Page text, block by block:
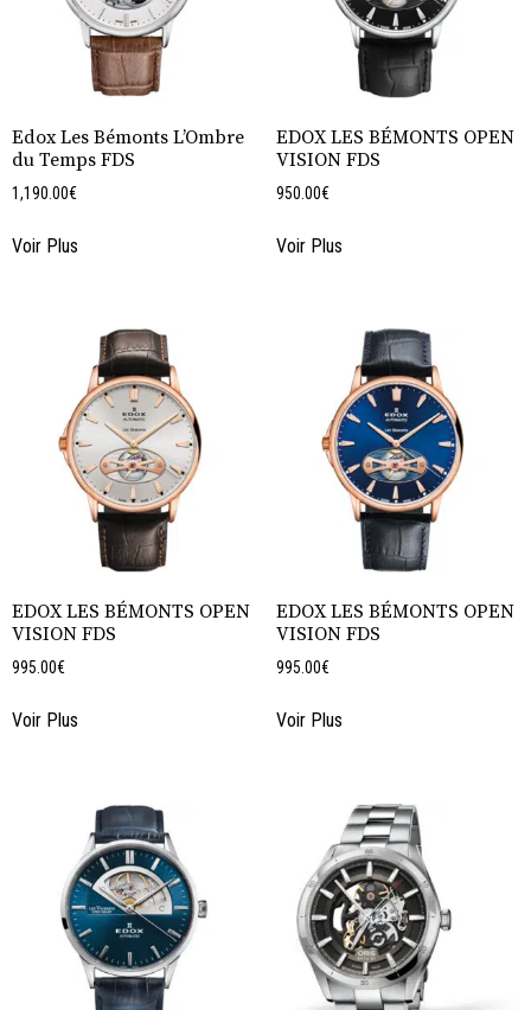
Edox Les Bémonts L’Ombre
du Temps FDS
1,190.00€
Voir Plus
EDOX LES BÉMONTS OPEN
VISION FDS
950.00€
Voir Plus
EDOX LES BÉMONTS OPEN
VISION FDS
995.00€
Voir Plus
EDOX LES BÉMONTS OPEN
VISION FDS
995.00€
Voir Plus